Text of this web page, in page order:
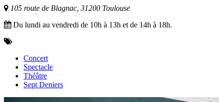
105 route de Blagnac, 31200 Toulouse
Du lundi au vendredi de 10h à 13h et de 14h à 18h.
Concert
Spectacle
Théâtre
Sept Deniers